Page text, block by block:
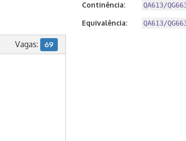
Continência: QA613/
Equivalência: QA613/
Vagas: 69